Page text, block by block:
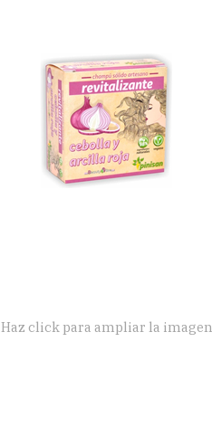
Haz click para ampliar la imagen